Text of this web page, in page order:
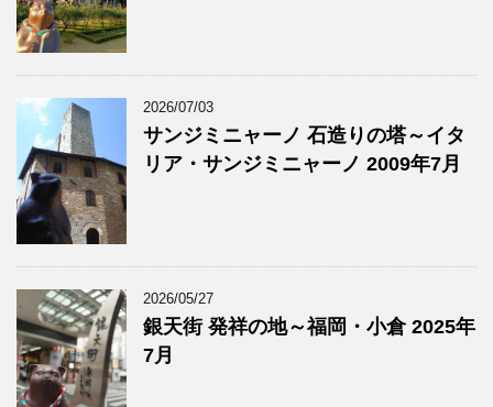
2026/07/03
サンジミニャーノ 石造りの塔～イタ
リア・サンジミニャーノ 2009年7月
2026/05/27
銀天街 発祥の地～福岡・小倉 2025年
7月